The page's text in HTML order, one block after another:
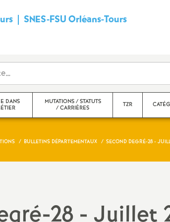
SNES-FSU Orléans-ToursS
n
d
i
t
DANS
MUTATIONS / STATUTS
/ CARRIÈRES
Statuts
TZR
Les Zones de Remplacement
PSY-EN
BULLETINS DÉPARTEMENTAUX SECOND DEGRÉ-28 -
28 - Juillet